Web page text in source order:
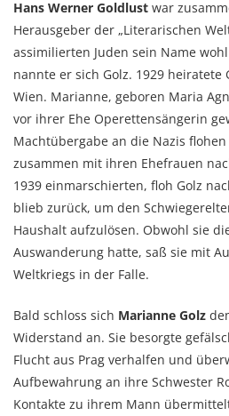
Hans Werner Goldlust war
Herausgeber der „Literarischen
assimilierten Juden sein Name
nannte er sich Golz. 1929 heiratete
Wien. Marianne, geboren Maria
vor ihrer Ehe Operettensängerin
Machtübergabe an die Nazis flohen
zusammen mit ihren Ehefrauen
1939 einmarschierten, floh Golz
blieb zurück, um den
Haushalt aufzulösen. Obwohl sie
Auswanderung hatte, saß sie mit
Weltkriegs in der Falle.
Bald schloss sich Marianne Golz
Widerstand an. Sie besorgte
Flucht aus Prag verhalfen und
Aufbewahrung an ihre Schwester
Kontakte zu ihrem Mann